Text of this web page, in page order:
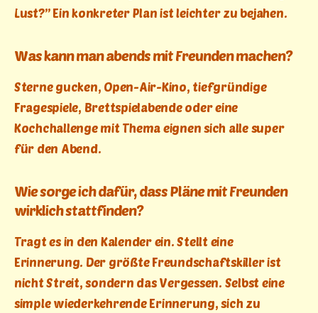
Lust?” Ein konkreter Plan ist leichter zu bejahen.
Was kann man abends mit Freunden machen?
Sterne gucken, Open-Air-Kino, tiefgründige
Fragespiele, Brettspielabende oder eine
Kochchallenge mit Thema eignen sich alle super
für den Abend.
Wie sorge ich dafür, dass Pläne mit Freunden
wirklich stattfinden?
Tragt es in den Kalender ein. Stellt eine
Erinnerung. Der größte Freundschaftskiller ist
nicht Streit, sondern das Vergessen. Selbst eine
simple wiederkehrende Erinnerung, sich zu